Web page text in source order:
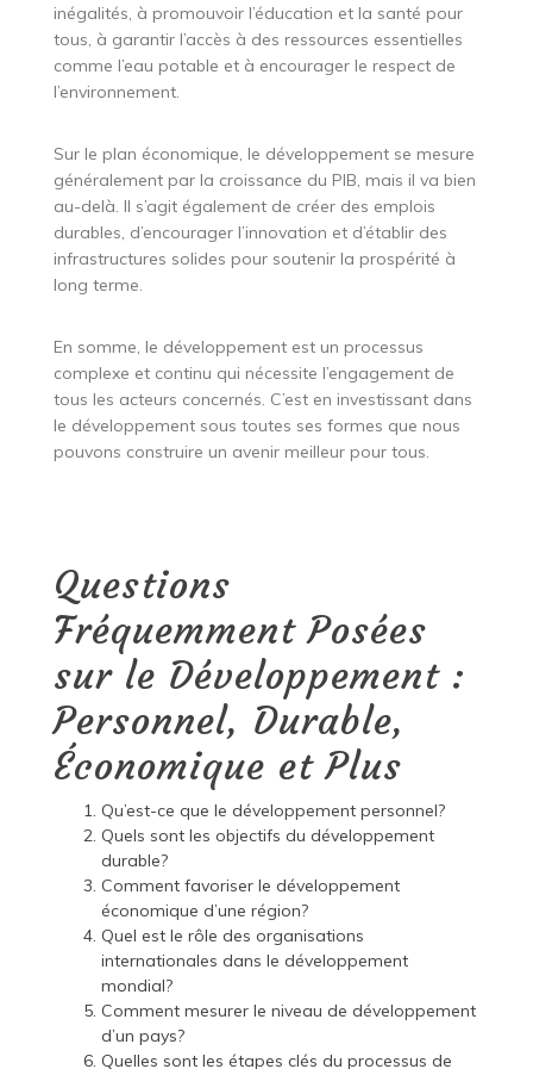
inégalités, à promouvoir l’éducation et la santé pour
tous, à garantir l’accès à des ressources essentielles
comme l’eau potable et à encourager le respect de
l’environnement.
Sur le plan économique, le développement se mesure
généralement par la croissance du PIB, mais il va bien
au-delà. Il s’agit également de créer des emplois
durables, d’encourager l’innovation et d’établir des
infrastructures solides pour soutenir la prospérité à
long terme.
En somme, le développement est un processus
complexe et continu qui nécessite l’engagement de
tous les acteurs concernés. C’est en investissant dans
le développement sous toutes ses formes que nous
pouvons construire un avenir meilleur pour tous.
Questions
Fréquemment Posées
sur le Développement :
Personnel, Durable,
Économique et Plus
Qu’est-ce que le développement personnel?
Quels sont les objectifs du développement
durable?
Comment favoriser le développement
économique d’une région?
Quel est le rôle des organisations
internationales dans le développement
mondial?
Comment mesurer le niveau de développement
d’un pays?
Quelles sont les étapes clés du processus de